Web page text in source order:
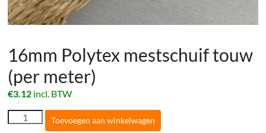
16mm Polytex mestschuif touw
(per meter)
€3.12 incl. BTW
16mm
Polytex
Toevoegen aan winkelwagen